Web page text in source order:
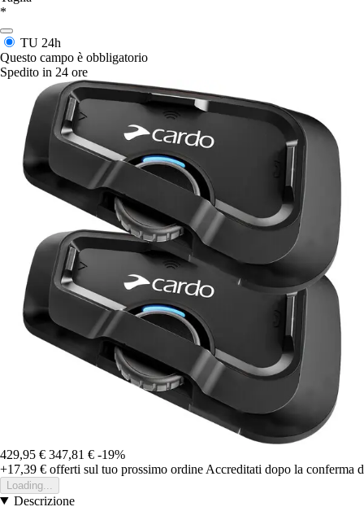
*
TU 24h
Questo campo è obbligatorio
Spedito in 24 ore
429,95 € 347,81 € -19%
+17,39 € offerti sul tuo prossimo ordine Accreditati dopo la conferma
Loading...
Descrizione